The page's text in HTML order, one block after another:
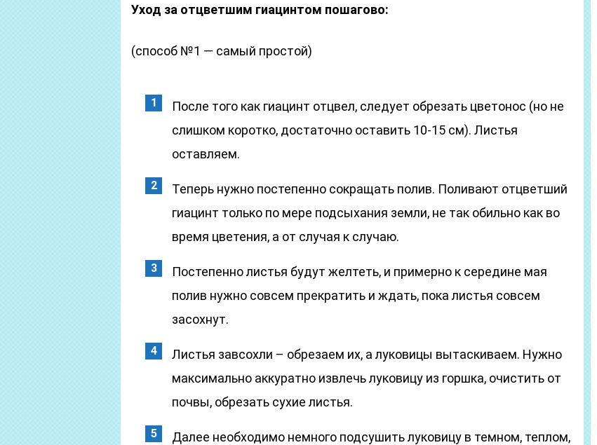
Уход за отцветшим гиацинтом пошагово:
(способ №1 — самый простой)
После того как гиацинт отцвел, следует обрезать цветонос (но не
слишком коротко, достаточно оставить 10-15 см). Листья
оставляем.
Теперь нужно постепенно сокращать полив. Поливают отцветший
гиацинт только по мере подсыхания земли, не так обильно как во
время цветения, а от случая к случаю.
Постепенно листья будут желтеть, и примерно к середине мая
полив нужно совсем прекратить и ждать, пока листья совсем
засохнут.
Листья завсохли – обрезаем их, а луковицы вытаскиваем. Нужно
максимально аккуратно извлечь луковицу из горшка, очистить от
почвы, обрезать сухие листья.
Далее необходимо немного подсушить луковицу в темном, теплом,